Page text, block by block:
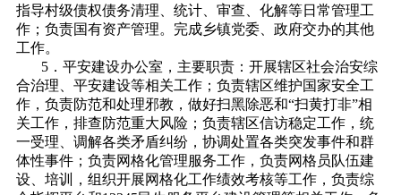
指导村级债权债务清理、统计、审查、化解等日常管理工
作；负责国有资产管理。完成乡镇党委、政府交办的其他
工作。
5．平安建设办公室，主要职责：开展辖区社会治安综
合治理、平安建设等相关工作；负责辖区维护国家安全工
作，负责防范和处理邪教，做好扫黑除恶和“扫黄打非”相
关工作，排查防范重大风险；负责辖区信访稳定工作，统
一受理、调解各类矛盾纠纷，协调处置各类突发事件和群
体性事件；负责网格化管理服务工作，负责网格员队伍建
设、培训，组织开展网格化工作绩效考核等工作，负责综